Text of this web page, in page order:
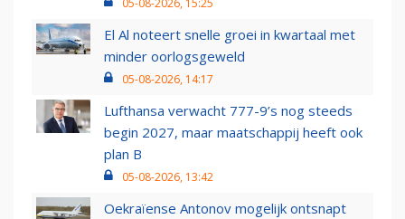
El Al noteert snelle groei in kwartaal met
minder oorlogsgeweld
05-08-2026, 14:17
Lufthansa verwacht 777-9’s nog steeds
begin 2027, maar maatschappij heeft ook
plan B
05-08-2026, 13:42
Oekraïense Antonov mogelijk ontsnapt